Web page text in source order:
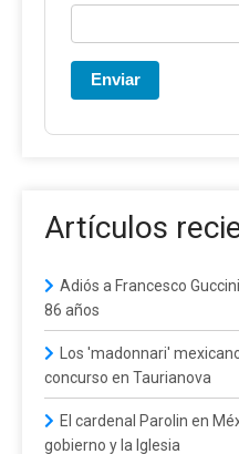
Enviar
Artículos
Adiós a Francesco
86 años
Los 'madonnari'
concurso en Taurianova
El cardenal Parolin en
gobierno y la Iglesia